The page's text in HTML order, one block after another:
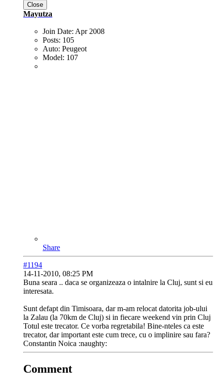
Close
Mayutza
Join Date: Apr 2008
Posts: 105
Auto: Peugeot
Model: 107
Share
#1194
14-11-2010, 08:25 PM
Buna seara .. daca se organizeaza o intalnire la Cluj, sunt si eu
interesata.
Sunt defapt din Timisoara, dar m-am relocat datorita job-ului
la Zalau (la 70km de Cluj) si in fiecare weekend vin prin Cluj
Totul este trecator. Ce vorba regretabila! Bine-nteles ca este
trecator, dar important este cum trece, cu o implinire sau fara?
Constantin Noica :naughty:
Comment